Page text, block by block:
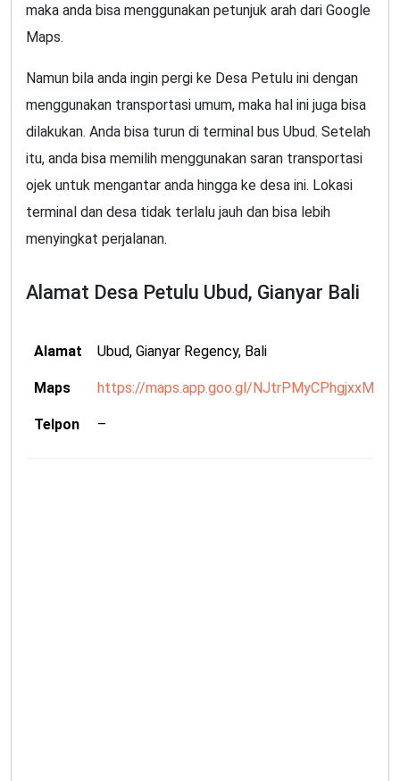
maka anda bisa menggunakan petunjuk arah dari Google
Maps.
Namun bila anda ingin pergi ke Desa Petulu ini dengan
menggunakan transportasi umum, maka hal ini juga bisa
dilakukan. Anda bisa turun di terminal bus Ubud. Setelah
itu, anda bisa memilih menggunakan saran transportasi
ojek untuk mengantar anda hingga ke desa ini. Lokasi
terminal dan desa tidak terlalu jauh dan bisa lebih
menyingkat perjalanan.
Alamat Desa Petulu Ubud, Gianyar Bali
Alamat Ubud, Gianyar Regency, Bali
Maps https://maps.app.goo.gl/NJtrPMyCPhgjxxM79
Telpon –